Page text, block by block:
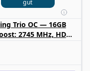
gut
Trio OC — 16GB
2745 MHz, HDMI